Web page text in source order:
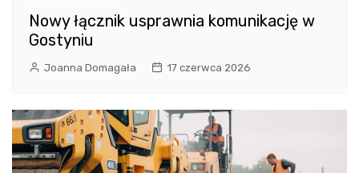
Nowy łącznik usprawnia komunikację w
Gostyniu
Joanna Domagała 17 czerwca 2026